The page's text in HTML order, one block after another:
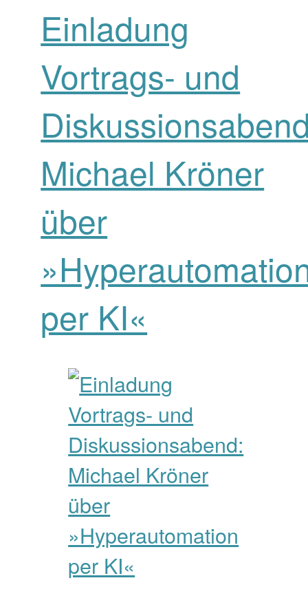
Einladung
Vortrags- und
Michael Kröner
über
per KI«